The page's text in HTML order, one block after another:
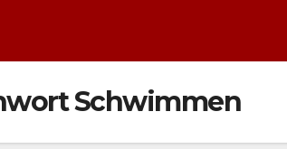
Schwimmen